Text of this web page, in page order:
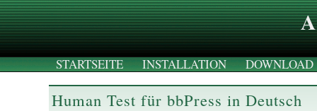
STARTSEITE INSTALLATION DOWNLOAD
Human Test für bbPress in Deutsch